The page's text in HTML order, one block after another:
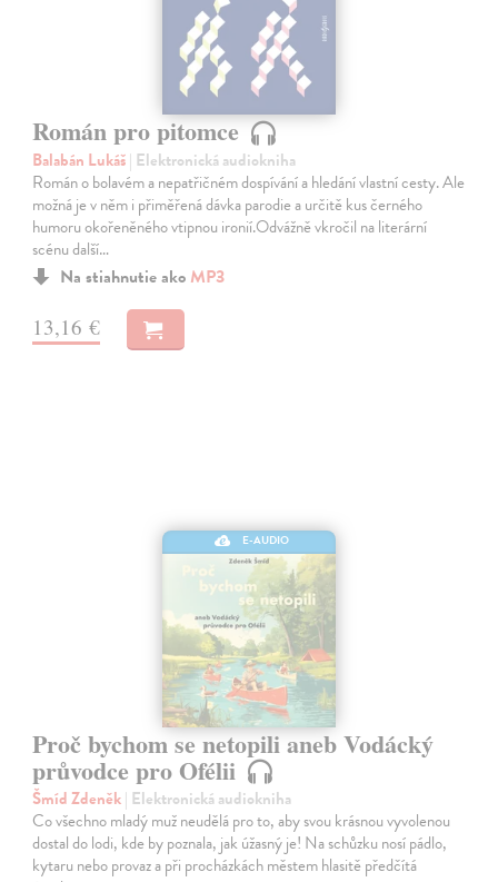
Román pro pitomce
Balabán Lukáš| Elektronická audiokniha
Román o bolavém a nepatřičném dospívání a hledání vlastní cesty. Ale
možná je v něm i přiměřená dávka parodie a určitě kus černého
humoru okořeněného vtipnou ironií.Odvážně vkročil na literární
scénu další…
Na stiahnutie ako MP3
13,16 €
E-AUDIO
Proč bychom se netopili aneb Vodácký
průvodce pro Ofélii
Šmíd Zdeněk| Elektronická audiokniha
Co všechno mladý muž neudělá pro to, aby svou krásnou vyvolenou
dostal do lodi, kde by poznala, jak úžasný je! Na schůzku nosí pádlo,
kytaru nebo provaz a při procházkách městem hlasitě předčítá